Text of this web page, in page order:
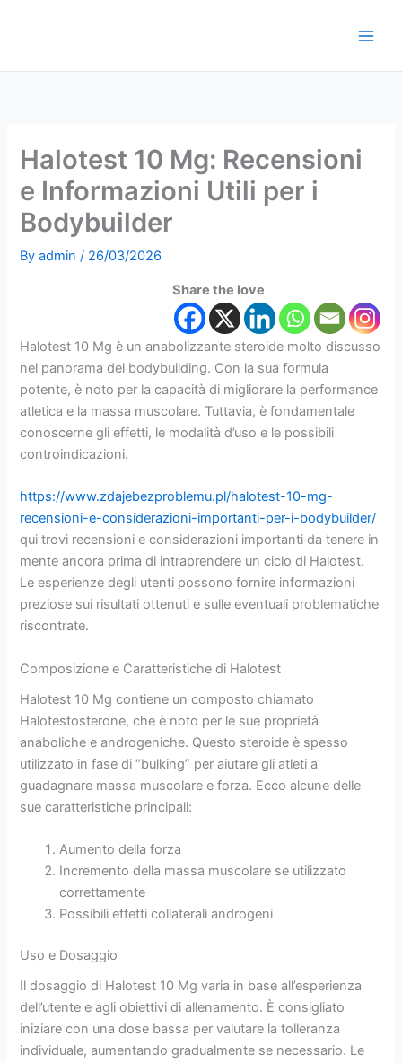
Halotest 10 Mg: Recensioni
e Informazioni Utili per i
Bodybuilder
Byadmin/ 26/03/2026
Share the love
Halotest 10 Mg è un anabolizzante steroide molto discusso
nel panorama del bodybuilding. Con la sua formula
potente, è noto per la capacità di migliorare la performance
atletica e la massa muscolare. Tuttavia, è fondamentale
conoscerne gli effetti, le modalità d’uso e le possibili
controindicazioni.
https://www.zdajebezproblemu.pl/halotest-10-mg-
recensioni-e-considerazioni-importanti-per-i-bodybuilder/
qui trovi recensioni e considerazioni importanti da tenere in
mente ancora prima di intraprendere un ciclo di Halotest.
Le esperienze degli utenti possono fornire informazioni
preziose sui risultati ottenuti e sulle eventuali problematiche
riscontrate.
Composizione e Caratteristiche di Halotest
Halotest 10 Mg contiene un composto chiamato
Halotestosterone, che è noto per le sue proprietà
anaboliche e androgeniche. Questo steroide è spesso
utilizzato in fase di “bulking” per aiutare gli atleti a
guadagnare massa muscolare e forza. Ecco alcune delle
sue caratteristiche principali:
Aumento della forza
Incremento della massa muscolare se utilizzato
correttamente
Possibili effetti collaterali androgeni
Uso e Dosaggio
Il dosaggio di Halotest 10 Mg varia in base all’esperienza
dell’utente e agli obiettivi di allenamento. È consigliato
iniziare con una dose bassa per valutare la tolleranza
individuale, aumentando gradualmente se necessario. Le